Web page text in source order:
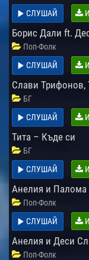
СЛУШАЙ
Борис Дали ft.
Поп-Фолк
СЛУШАЙ
Слави Трифонов,
БГ
СЛУШАЙ
Тита – Къде си
БГ
СЛУШАЙ
Анелия и Палома
Поп-Фолк
СЛУШАЙ
Анелия и Деси
Поп-Фолк